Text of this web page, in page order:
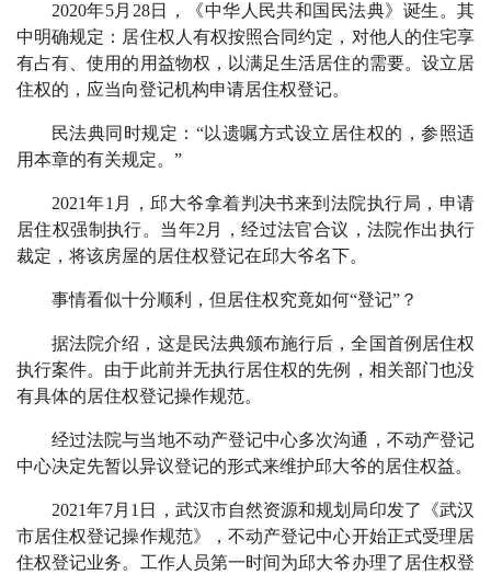
2020年5月28日，《中华人民共和国民法典》诞生。其
中明确规定：居住权人有权按照合同约定，对他人的住宅享
有占有、使用的用益物权，以满足生活居住的需要。设立居
住权的，应当向登记机构申请居住权登记。
民法典同时规定：“以遗嘱方式设立居住权的，参照适
用本章的有关规定。”
2021年1月，邱大爷拿着判决书来到法院执行局，申请
居住权强制执行。当年2月，经过法官合议，法院作出执行
裁定，将该房屋的居住权登记在邱大爷名下。
事情看似十分顺利，但居住权究竟如何“登记”？
据法院介绍，这是民法典颁布施行后，全国首例居住权
执行案件。由于此前并无执行居住权的先例，相关部门也没
有具体的居住权登记操作规范。
经过法院与当地不动产登记中心多次沟通，不动产登记
中心决定先暂以异议登记的形式来维护邱大爷的居住权益。
2021年7月1日，武汉市自然资源和规划局印发了《武汉
市居住权登记操作规范》，不动产登记中心开始正式受理居
住权登记业务。工作人员第一时间为邱大爷办理了居住权登